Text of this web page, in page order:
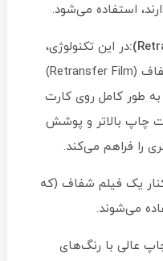
استفاده می‌شود.
در این تکنولوژی،
ابتدا طرح روی یک لایه فیلم شفاف (Retransfer Film)
کامل روی کارت
بالاتر و پوشش
یک فیلم شفاف (که
می‌شوند.
عالی با رنگ‌های